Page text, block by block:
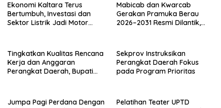
Ekonomi Kaltara Terus
Bertumbuh, Investasi dan
Sektor Listrik Jadi Motor
Mabicab dan Kwarcab
Gerakan Pramuka Berau
2026–2031 Resmi Dilantik,
Tingkatkan Kualitas Rencana
Kerja dan Anggaran
Perangkat Daerah, Bupati
Sekprov Instruksikan
Perangkat Daerah Fokus
pada Program Prioritas
Jumpa Pagi Perdana Dengan
Pelatihan Teater UPTD